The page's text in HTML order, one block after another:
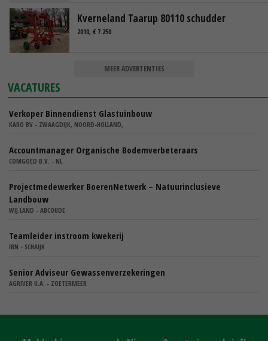
Kverneland Taarup 80110 schudder
2010, € 7.250
MEER ADVERTENTIES
VACATURES
Verkoper Binnendienst Glastuinbouw
KARO BV - ZWAAGDIJK, NOORD-HOLLAND,
Accountmanager Organische Bodemverbeteraars
COMGOED B.V. - NL
Projectmedewerker BoerenNetwerk – Natuurinclusieve
Landbouw
WIJ.LAND - ABCOUDE
Teamleider instroom kwekerij
IBN - SCHAIJK
Senior Adviseur Gewassenverzekeringen
AGRIVER U.A. - ZOETERMEER